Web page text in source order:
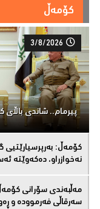
کۆمەڵ
3/8/2026
پیرمام.. شاندی باڵای
كۆمەڵ:
نەخوازراو، دەكەوێتە
مەڵبەندى سۆرانى
سەرقاڵى فەرموودە و